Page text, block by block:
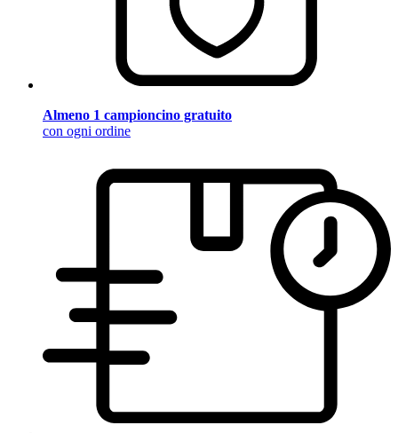
Almeno 1 campioncino gratuito
con ogni ordine